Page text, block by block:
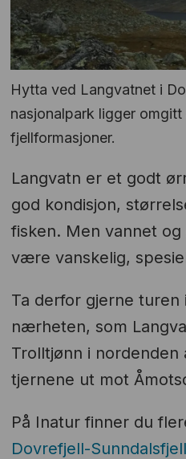
Hytta ved Langvatnet i
nasjonalpark ligger
fjellformasjoner.
Langvatn er et godt
god kondisjon,
fisken. Men vannet
være vanskelig,
Ta derfor gjerne turen
nærheten, som
Trolltjønn i nordenden
tjernene ut mot
På Inatur finner du
Dovrefjell-